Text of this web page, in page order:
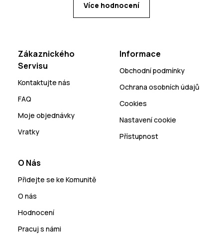
Více hodnocení
Zákaznického
Servisu
Kontaktujte nás
FAQ
Moje objednávky
Vratky
Informace
Obchodní podmínky
Ochrana osobních údajů
Cookies
Nastavení cookie
Přístupnost
O Nás
Přidejte se ke Komunitě
O nás
Hodnocení
Pracuj s námi